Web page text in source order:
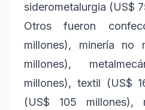
siderometalurgia (US$
Otros fueron
millones), minería no
millones),
millones), textil (US$
(US$ 105 millones),